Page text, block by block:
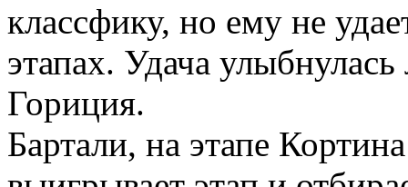
классфику, но ему не
этапах. Удача
Гориция.
Бартали, на этапе